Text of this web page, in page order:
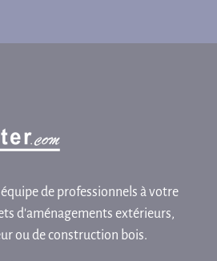
équipe de professionnels à votre
d'aménagements extérieurs,
ou de construction bois.